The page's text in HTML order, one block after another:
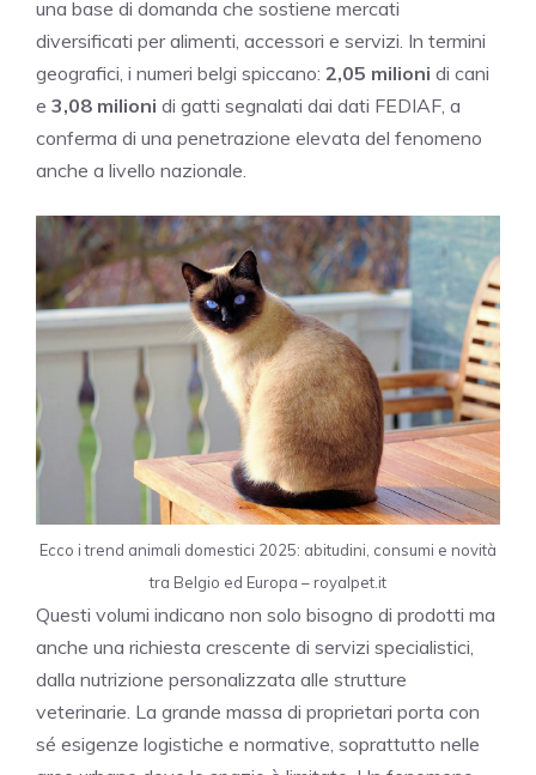
una base di domanda che sostiene mercati
diversificati per alimenti, accessori e servizi. In termini
geografici, i numeri belgi spiccano: 2,05 milioni di cani
e 3,08 milioni di gatti segnalati dai dati FEDIAF, a
conferma di una penetrazione elevata del fenomeno
anche a livello nazionale.
Ecco i trend animali domestici 2025: abitudini, consumi e novità
tra Belgio ed Europa – royalpet.it
Questi volumi indicano non solo bisogno di prodotti ma
anche una richiesta crescente di servizi specialistici,
dalla nutrizione personalizzata alle strutture
veterinarie. La grande massa di proprietari porta con
sé esigenze logistiche e normative, soprattutto nelle